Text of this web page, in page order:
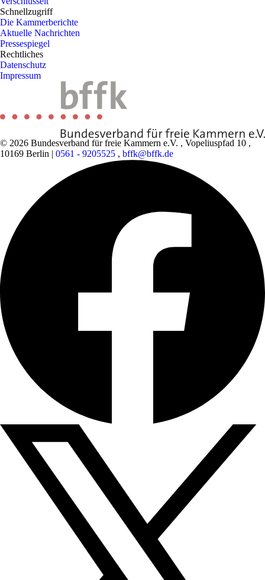
Schnellzugriff
Die Kammerberichte
Aktuelle Nachrichten
Pressespiegel
Rechtliches
Datenschutz
Impressum
© 2026 Bundesverband für freie Kammern e.V. , Vopeliuspfad 10 ,
10169 Berlin | 0561 - 9205525 , bffk@bffk.de